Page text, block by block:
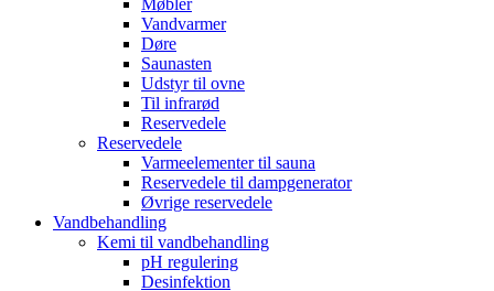
Møbler
Vandvarmer
Døre
Saunasten
Udstyr til ovne
Til infrarød
Reservedele
Reservedele
Varmeelementer til sauna
Reservedele til dampgenerator
Øvrige reservedele
Vandbehandling
Kemi til vandbehandling
pH regulering
Desinfektion